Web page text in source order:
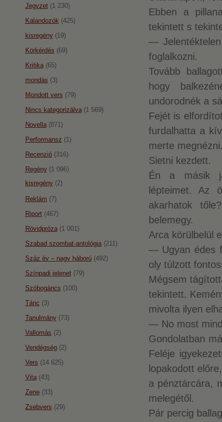
Ebben a
tekintett s
—
foglalkozni.
Tovább
hogy
undorodnék a
Fejét is
furdalhatta a
merte
Sietni kezdett.
Én a másik
lépteimet. Az
akarhatok
belemegy.
Arca körülbelül
— Ugyan édes
oly túlzott
Mégsem
tekintett.
mivolta ilyen
— No most
Gondolatban
Feléje
lopakodott
a pénztárcára,
melegétől.
Pár percig
Jegyzet(1 230)
Kalandozók (425)
kisregény(19)
Körkérdés (69)
Kritika(65)
mondás (3)
Mondott vers (79)
Nincs kategorizálva(1 569)
Novella(871)
Performansz (1)
Recenzió(316)
Regény(1 096)
kisregény(2)
Reklám (7)
Riport(467)
Rövidpróza(1 001)
Szabad szombat-antológia(211)
Száz év – nagy háború(492)
Színpadi jelenet(79)
Szóbogáncs (100)
Tánc (3)
Tanulmány(73)
Vallomás (2)
Vendégség(2)
Vers (14 625)
Vita(43)
Zene(33)
Zsebvers (29)